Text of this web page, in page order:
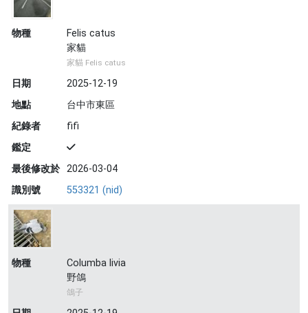
物種
Felis catus
家貓
家貓 Felis catus
日期
2025-12-19
地點
台中市東區
紀錄者
fifi
鑑定
最後修改於 2026-03-04
識別號
553321 (nid)
物種
Columba livia
野鴿
鴿子